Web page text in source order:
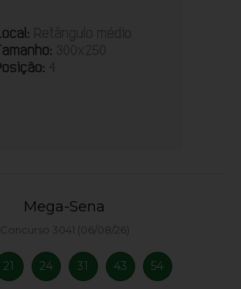
Mega-Sena
Concurso 3041 (06/08/26)
21 24 31 43 54